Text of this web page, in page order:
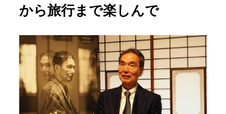
から旅行まで楽しんで